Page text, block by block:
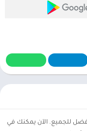
للجميع. الآن يمكنك في